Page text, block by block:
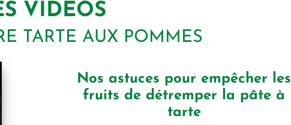
VIDÉOS
TARTE AUX POMMES
Nos astuces pour empêcher les
fruits de détremper la pâte à
tarte